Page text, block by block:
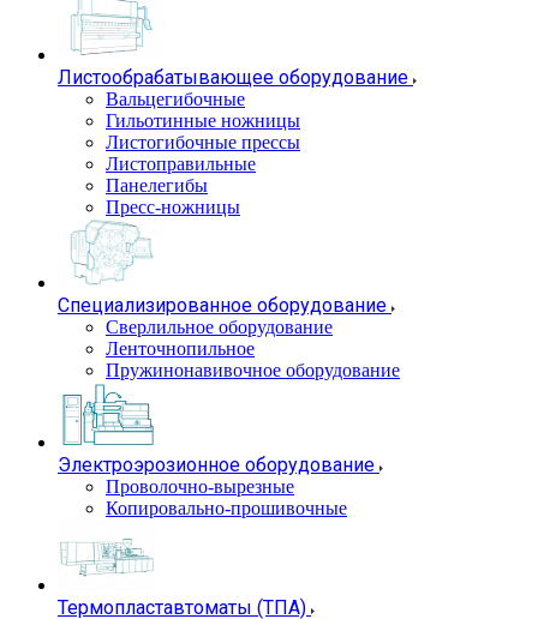
Листообрабатывающее оборудование
Вальцегибочные
Гильотинные ножницы
Листогибочные прессы
Листоправильные
Панелегибы
Пресс-ножницы
Специализированное оборудование
Сверлильное оборудование
Ленточнопильное
Пружинонавивочное оборудование
Электроэрозионное оборудование
Проволочно-вырезные
Копировально-прошивочные
Термопластавтоматы (ТПА)